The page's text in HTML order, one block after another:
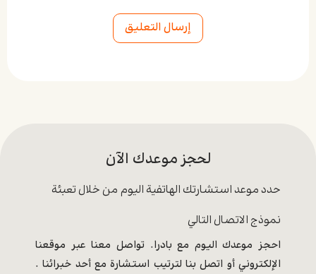
لحجز موعدك الآن
حدد موعد استشارتك الهاتفية اليوم من خلال تعبئة
نموذج الاتصال التالي
احجز موعدك اليوم مع بادرا. تواصل معنا عبر موقعنا
الإلكتروني أو اتصل بنا لترتيب استشارة مع أحد خبرائنا .